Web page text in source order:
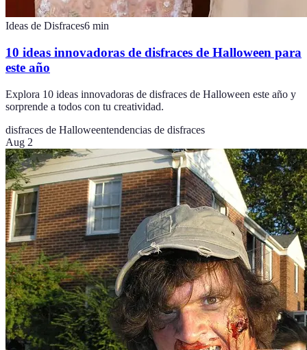
Ideas de Disfraces6 min
10 ideas innovadoras de disfraces de Halloween para
este año
Explora 10 ideas innovadoras de disfraces de Halloween este año y
sorprende a todos con tu creatividad.
disfraces de Halloweentendencias de disfraces
Aug 2